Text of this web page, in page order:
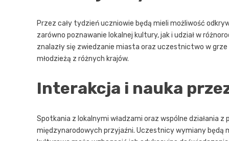
Przez cały tydzień uczniowie będą mieli możliwość
zarówno poznawanie lokalnej kultury, jak i udział w
znalazły się zwiedzanie miasta oraz uczestnictwo w
młodzieżą z różnych krajów.
Interakcja i nauka
Spotkania z lokalnymi władzami oraz wspólne działania
międzynarodowych przyjaźni. Uczestnicy wymiany będą